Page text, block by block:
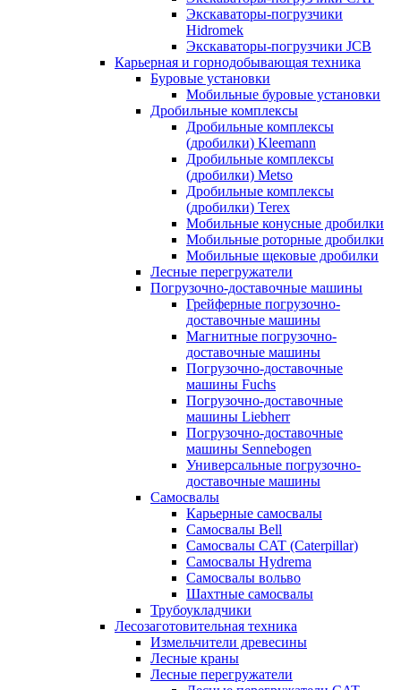
Экскаваторы-погрузчики
Hidromek
Экскаваторы-погрузчики JCB
Карьерная и горнодобывающая техника
Буровые установки
Мобильные буровые установки
Дробильные комплексы
Дробильные комплексы
(дробилки) Kleemann
Дробильные комплексы
(дробилки) Metso
Дробильные комплексы
(дробилки) Terex
Мобильные конусные дробилки
Мобильные роторные дробилки
Мобильные щековые дробилки
Лесные перегружатели
Погрузочно-доставочные машины
Грейферные погрузочно-
доставочные машины
Магнитные погрузочно-
доставочные машины
Погрузочно-доставочные
машины Fuchs
Погрузочно-доставочные
машины Liebherr
Погрузочно-доставочные
машины Sennebogen
Универсальные погрузочно-
доставочные машины
Самосвалы
Карьерные самосвалы
Самосвалы Bell
Самосвалы CAT (Caterpillar)
Самосвалы Hydrema
Самосвалы вольво
Шахтные самосвалы
Трубоукладчики
Лесозаготовительная техника
Измельчители древесины
Лесные краны
Лесные перегружатели